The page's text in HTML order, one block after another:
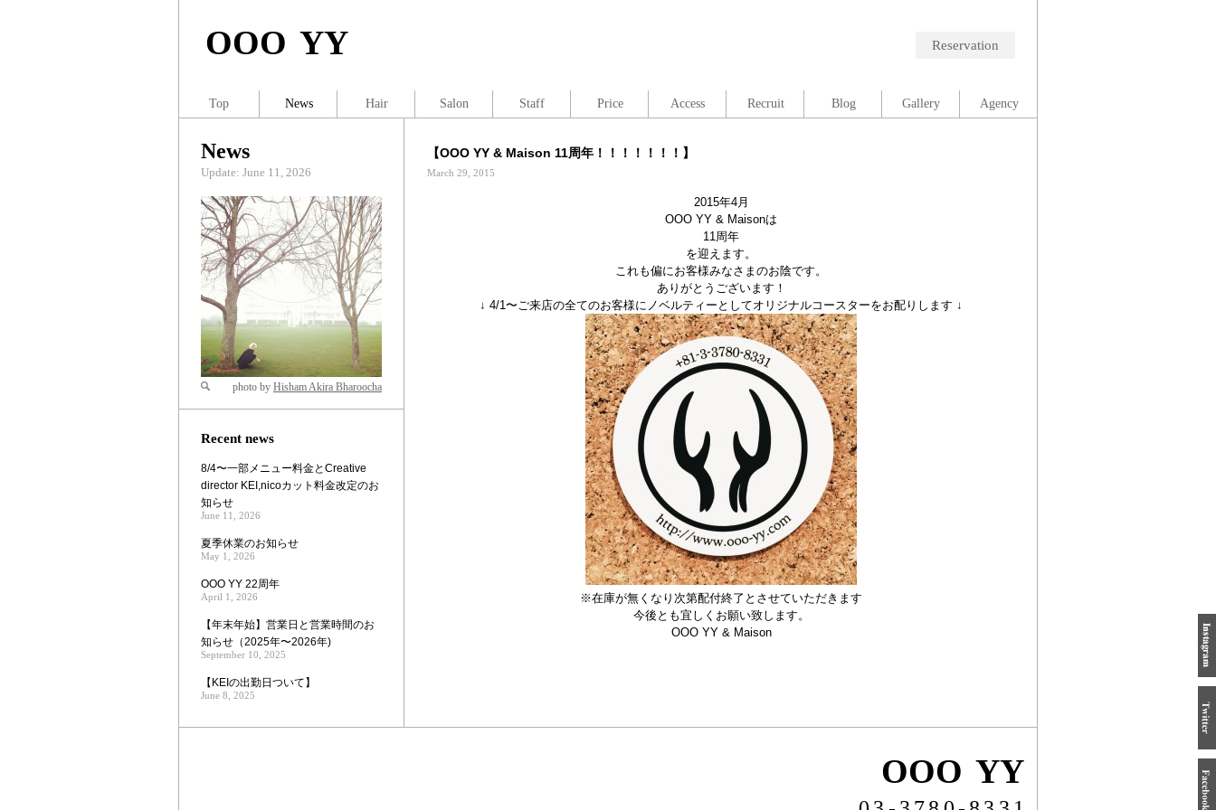
OOO YY Reservation
【OOO YY & Maison 11周年！！！！！！！】
March 29, 2015
2015年4月
OOO YY & Maisonは
11周年
を迎えます。
これも偏にお客様みなさまのお陰です。
ありがとうございます！
↓ 4/1〜ご来店の全てのお客様にノベルティーとしてオリジナルコースターをお配りします ↓
※在庫が無くなり次第配付終了とさせていただきます
今後とも宜しくお願い致します。
OOO YY & Maison
News
Update: June 11, 2026
Zoom
photo by Hisham Akira Bharoocha
Recent news
8/4〜一部メニュー料金とCreative
director KEI,nicoカット料金改定のお
知らせ
June 11, 2026
夏季休業のお知らせ
May 1, 2026
OOO YY 22周年
April 1, 2026
【年末年始】営業日と営業時間のお
知らせ（2025年〜2026年)
September 10, 2025
【KEIの出勤日ついて】
June 8, 2025
Top News Hair Salon Staff Price Access Recruit Blog Gallery Agency
OOO YY